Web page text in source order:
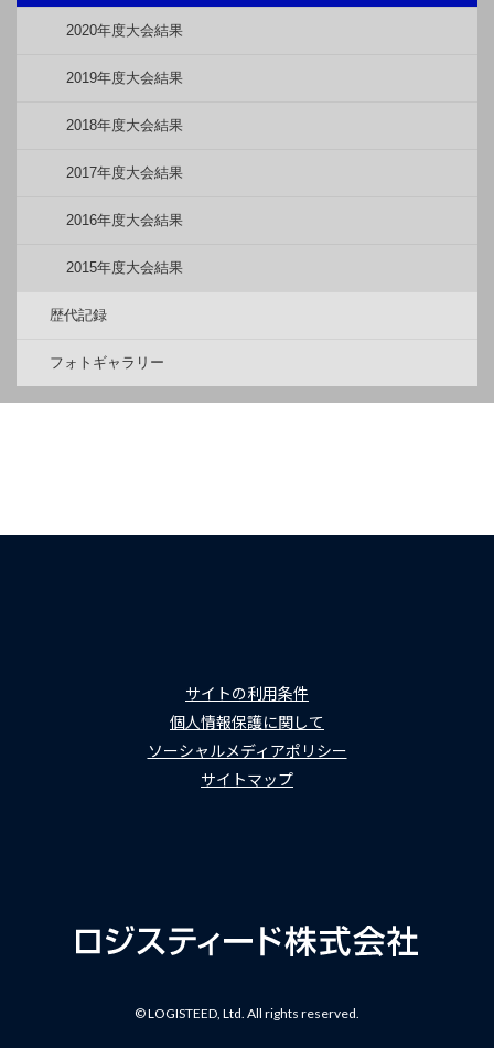
2020年度大会結果
2019年度大会結果
2018年度大会結果
2017年度大会結果
2016年度大会結果
2015年度大会結果
歴代記録
フォトギャラリー
サイトの利用条件
個人情報保護に関して
ソーシャルメディアポリシー
サイトマップ
© LOGISTEED, Ltd. All rights reserved.